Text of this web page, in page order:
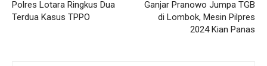
Polres Lotara Ringkus Dua
Terdua Kasus TPPO
Ganjar Pranowo Jumpa TGB
di Lombok, Mesin Pilpres
2024 Kian Panas